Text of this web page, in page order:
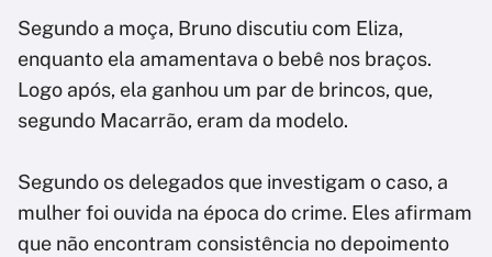
Segundo a moça, Bruno discutiu com Eliza,
enquanto ela amamentava o bebê nos braços.
Logo após, ela ganhou um par de brincos, que,
segundo Macarrão, eram da modelo.
Segundo os delegados que investigam o caso, a
mulher foi ouvida na época do crime. Eles afirmam
que não encontram consistência no depoimento